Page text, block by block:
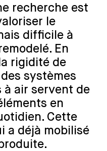
recherche est
le
difficile à
En
rigidité de
systèmes
à air servent de
en
Cette
a déjà mobilisé